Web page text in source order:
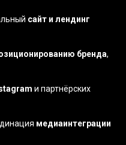
сайт и лендинг
бренда,
и партнёрских
медиаинтеграции